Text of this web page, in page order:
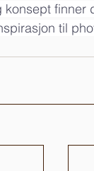
finner
til